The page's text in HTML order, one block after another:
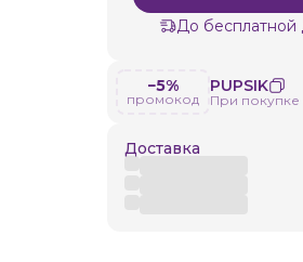
До бесплатной
−5%
промокод
PUPSIK
При покупке
Доставка